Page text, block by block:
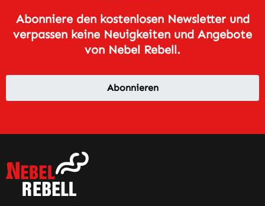
Abonniere den kostenlosen Newsletter und
verpassen keine Neuigkeiten und Angebote
von Nebel Rebell.
Abonnieren